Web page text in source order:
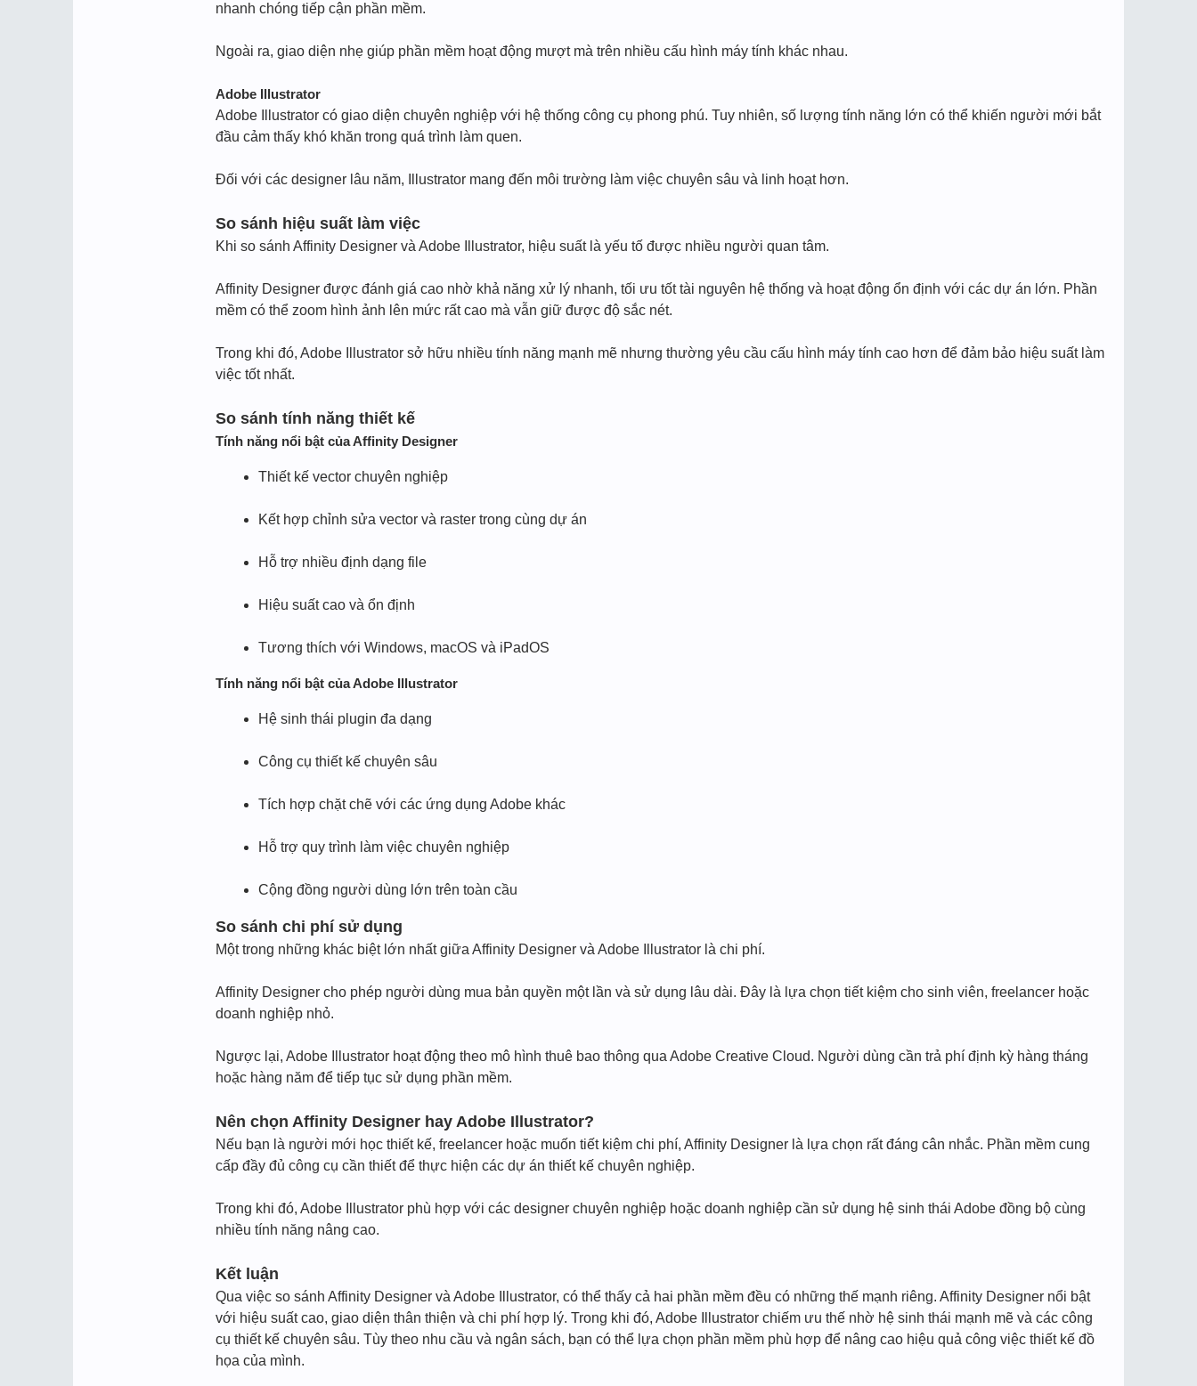
nhanh chóng tiếp cận phần mềm.
Ngoài ra, giao diện nhẹ giúp phần mềm hoạt động mượt mà trên nhiều cấu hình máy tính khác nhau.
Adobe Illustrator
Adobe Illustrator có giao diện chuyên nghiệp với hệ thống công cụ phong phú. Tuy nhiên, số lượng tính năng lớn có thể khiến người mới bắt
đầu cảm thấy khó khăn trong quá trình làm quen.
Đối với các designer lâu năm, Illustrator mang đến môi trường làm việc chuyên sâu và linh hoạt hơn.
So sánh hiệu suất làm việc
Khi so sánh Affinity Designer và Adobe Illustrator, hiệu suất là yếu tố được nhiều người quan tâm.
Affinity Designer được đánh giá cao nhờ khả năng xử lý nhanh, tối ưu tốt tài nguyên hệ thống và hoạt động ổn định với các dự án lớn. Phần
mềm có thể zoom hình ảnh lên mức rất cao mà vẫn giữ được độ sắc nét.
Trong khi đó, Adobe Illustrator sở hữu nhiều tính năng mạnh mẽ nhưng thường yêu cầu cấu hình máy tính cao hơn để đảm bảo hiệu suất làm
việc tốt nhất.
So sánh tính năng thiết kế
Tính năng nổi bật của Affinity Designer
Thiết kế vector chuyên nghiệp
Kết hợp chỉnh sửa vector và raster trong cùng dự án
Hỗ trợ nhiều định dạng file
Hiệu suất cao và ổn định
Tương thích với Windows, macOS và iPadOS
Tính năng nổi bật của Adobe Illustrator
Hệ sinh thái plugin đa dạng
Công cụ thiết kế chuyên sâu
Tích hợp chặt chẽ với các ứng dụng Adobe khác
Hỗ trợ quy trình làm việc chuyên nghiệp
Cộng đồng người dùng lớn trên toàn cầu
So sánh chi phí sử dụng
Một trong những khác biệt lớn nhất giữa Affinity Designer và Adobe Illustrator là chi phí.
Affinity Designer cho phép người dùng mua bản quyền một lần và sử dụng lâu dài. Đây là lựa chọn tiết kiệm cho sinh viên, freelancer hoặc
doanh nghiệp nhỏ.
Ngược lại, Adobe Illustrator hoạt động theo mô hình thuê bao thông qua Adobe Creative Cloud. Người dùng cần trả phí định kỳ hàng tháng
hoặc hàng năm để tiếp tục sử dụng phần mềm.
Nên chọn Affinity Designer hay Adobe Illustrator?
Nếu bạn là người mới học thiết kế, freelancer hoặc muốn tiết kiệm chi phí, Affinity Designer là lựa chọn rất đáng cân nhắc. Phần mềm cung
cấp đầy đủ công cụ cần thiết để thực hiện các dự án thiết kế chuyên nghiệp.
Trong khi đó, Adobe Illustrator phù hợp với các designer chuyên nghiệp hoặc doanh nghiệp cần sử dụng hệ sinh thái Adobe đồng bộ cùng
nhiều tính năng nâng cao.
Kết luận
Qua việc so sánh Affinity Designer và Adobe Illustrator, có thể thấy cả hai phần mềm đều có những thế mạnh riêng. Affinity Designer nổi bật
với hiệu suất cao, giao diện thân thiện và chi phí hợp lý. Trong khi đó, Adobe Illustrator chiếm ưu thế nhờ hệ sinh thái mạnh mẽ và các công
cụ thiết kế chuyên sâu. Tùy theo nhu cầu và ngân sách, bạn có thể lựa chọn phần mềm phù hợp để nâng cao hiệu quả công việc thiết kế đồ
họa của mình.